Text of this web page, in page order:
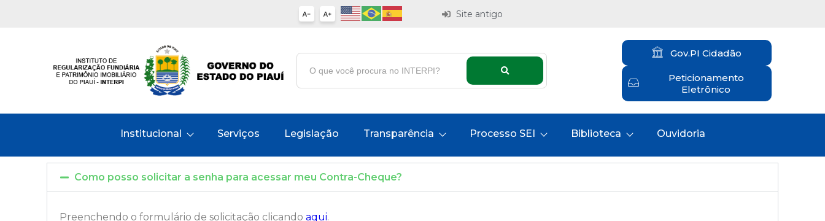
Site antigo
Gov.PI Cidadão
Peticionamento
Eletrônico
Institucional Serviços Legislação Transparência Processo SEI Biblioteca Ouvidoria
Como posso solicitar a senha para acessar meu Contra-Cheque?
Preenchendo o formulário de solicitação clicandoaqui.